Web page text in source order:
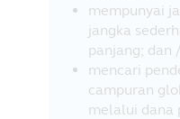
mempunyai
jangka
panjang; dan
mencari
campuran
melalui dana